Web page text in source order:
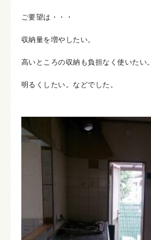
ご要望は・・・
収納量を増やしたい。
高いところの収納も負担なく使いたい。
明るくしたい。などでした。